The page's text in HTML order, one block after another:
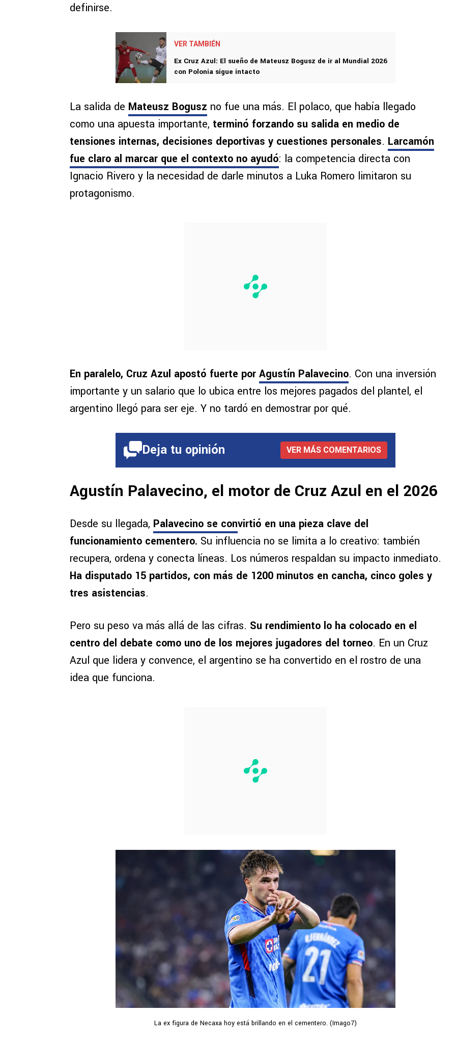
definirse.
VER TAMBIÉN
Ex Cruz Azul: El sueño de Mateusz Bogusz de ir al Mundial 2026
con Polonia sigue intacto
La salida de Mateusz Bogusz no fue una más. El polaco, que había llegado
como una apuesta importante, terminó forzando su salida en medio de
tensiones internas, decisiones deportivas y cuestiones personales. Larcamón
fue claro al marcar que el contexto no ayudó: la competencia directa con
Ignacio Rivero y la necesidad de darle minutos a Luka Romero limitaron su
protagonismo.
En paralelo, Cruz Azul apostó fuerte por Agustín Palavecino. Con una inversión
importante y un salario que lo ubica entre los mejores pagados del plantel, el
argentino llegó para ser eje. Y no tardó en demostrar por qué.
Deja tu opinión VER MÁS COMENTARIOS
Agustín Palavecino, el motor de Cruz Azul en el 2026
Desde su llegada, Palavecino se convirtió en una pieza clave del
funcionamiento cementero. Su influencia no se limita a lo creativo: también
recupera, ordena y conecta líneas. Los números respaldan su impacto inmediato.
Ha disputado 15 partidos, con más de 1200 minutos en cancha, cinco goles y
tres asistencias.
Pero su peso va más allá de las cifras. Su rendimiento lo ha colocado en el
centro del debate como uno de los mejores jugadores del torneo. En un Cruz
Azul que lidera y convence, el argentino se ha convertido en el rostro de una
idea que funciona.
La ex figura de Necaxa hoy está brillando en el cementero. (Imago7)